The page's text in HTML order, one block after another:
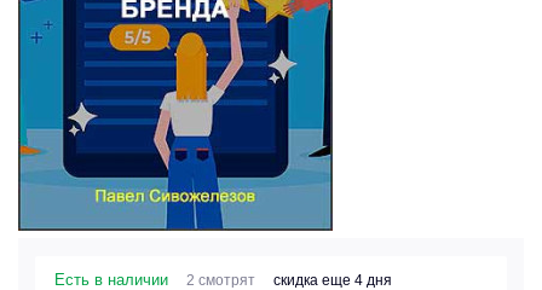
Есть в наличии 2 смотрят скидка еще 4 дня